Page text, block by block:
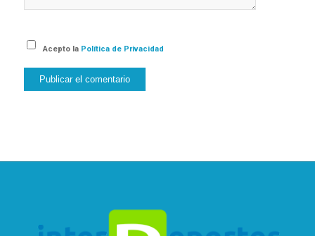
Acepto la Política de Privacidad